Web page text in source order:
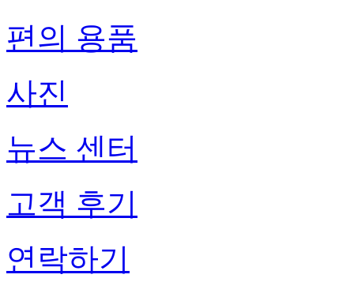
편의 용품
사진
뉴스 센터
고객 후기
연락하기